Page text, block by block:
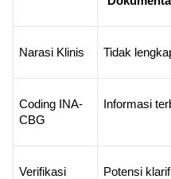
Narasi Klinis Tidak
Coding INA-
CBG
Informasi
Verifikasi
Potensi